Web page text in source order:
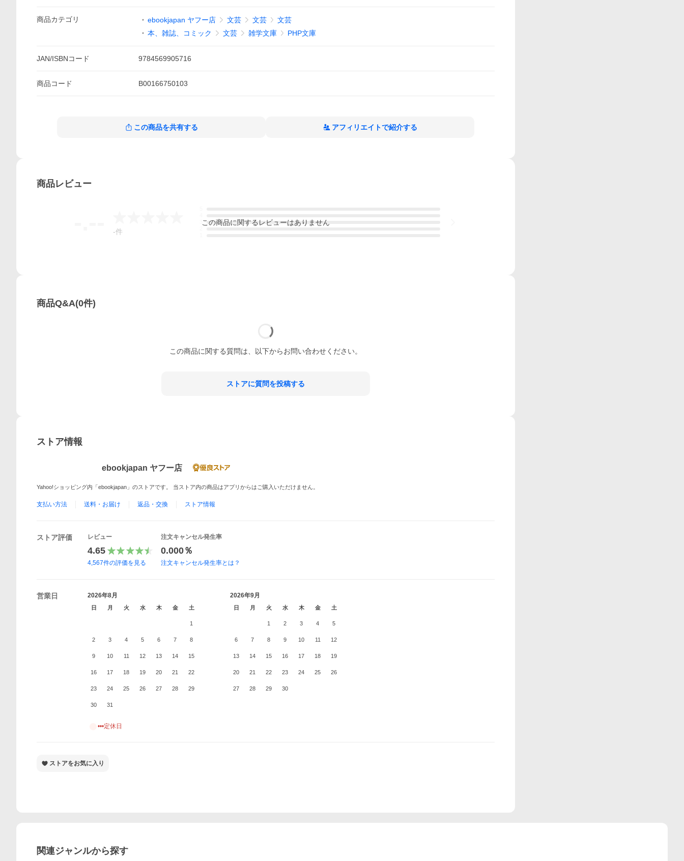
商品カテゴリ ebookjapan ヤフー店 文芸 文芸
文芸
本、雑誌、コミック
文芸 雑学文庫 PHP文庫
JAN/ISBNコード 9784569905716
商品コード B00166750103
この商品を共有する アフィリエイトで紹介する
商品レビュー
-件
この商品に関するレビューはありません
商品Q&A(0件)
この商品に関する質問は、以下からお問い合わせください。
ストアに質問を投稿する
ストア情報
ebookjapan ヤフー店
Yahoo!ショッピング内「ebookjapan」のストアです。 当ストア内の商品はアプリからはご購入いただけません。
支払い方法 送料・お届け 返品・交換 ストア情報
ストア評価 レビュー
4.65
4,567件の評価を見る
注文キャンセル発生率
0.000％
注文キャンセル発生率とは？
営業日 2026年8月
日 月 火 水 木 金 土
1
2 3 4 5 6 7 8
9 10 11 12 13 14 15
16 17 18 19 20 21 22
23 24 25 26 27 28 29
30 31
2026年9月
日 月 火 水 木 金 土
1 2 3 4 5
6 7 8 9 10 11 12
13 14 15 16 17 18 19
20 21 22 23 24 25 26
27 28 29 30
•••定休日
ストアをお気に入り
関連ジャンルから探す